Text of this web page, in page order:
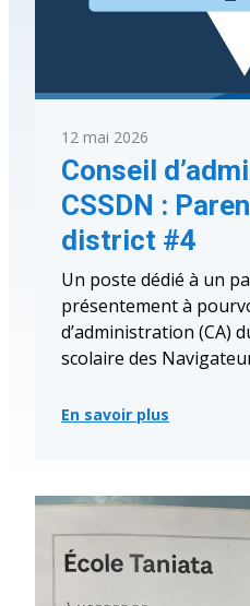
12 mai 2026
Conseil
CSSDN :
district #4
Un poste dédié à un
présentement à
d’administration (CA)
scolaire des
En savoir plus
:
CSSDN
Parent
du
district #4